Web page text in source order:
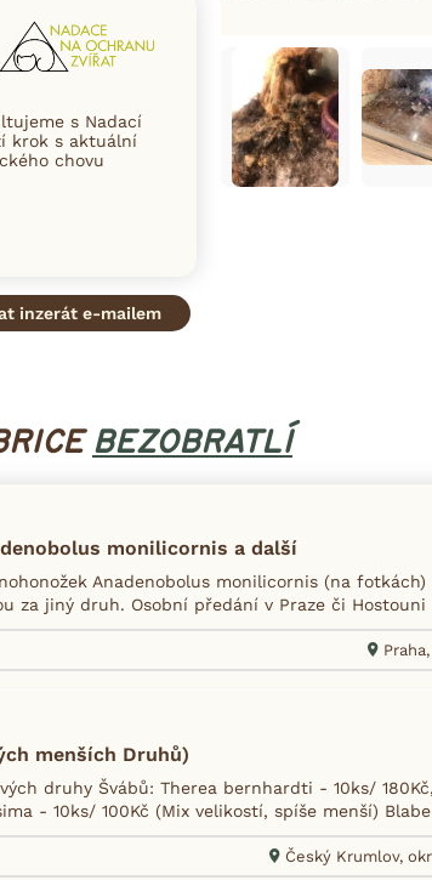
s Nadací
krok s aktuální
chovu
inzerát e-mailem
BEZOBRATLÍ
monilicornis a další
Anadenobolus monilicornis (na
za jiný druh. Osobní předání v Praze či
menších Druhů)
druhy Švábů: Therea bernhardti - 10ks/
- 10ks/ 100Kč (Mix velikostí, spíše menší)
Český Krumlov,